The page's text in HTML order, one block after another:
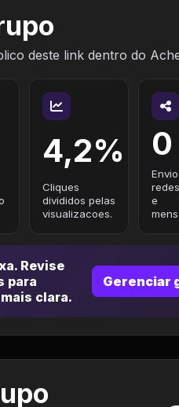
deste link dentro do
4,2%
Cliques
divididos pelas
visualizacoes.
0
e
Revise
para
clara.
Gerenciar